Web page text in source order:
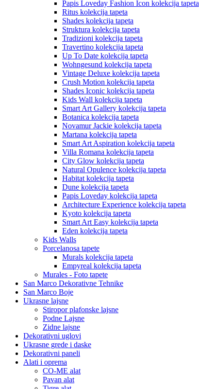
Papis Loveday Fashion Icon kolekcija tapeta
Ritus kolekcija tapeta
Shades kolekcija tapeta
Struktura kolekcija tapeta
Tradizioni kolekcija tapeta
Travertino kolekcija tapeta
Up To Date kolekcija tapeta
Wohngesund kolekcija tapeta
Vintage Deluxe kolekcija tapeta
Crush Motion kolekcija tapeta
Shades Iconic kolekcija tapeta
Kids Wall kolekcija tapeta
Smart Art Gallery kolekcija tapeta
Botanica kolekcija tapeta
Novamur Jackie kolekcija tapeta
Martana kolekcija tapeta
Smart Art Aspiration kolekcija tapeta
Villa Romana kolekcija tapeta
City Glow kolekcija tapeta
Natural Opulence kolekcija tapeta
Habitat kolekcija tapeta
Dune kolekcija tapeta
Papis Loveday kolekcija tapeta
Architecture Experience kolekcija tapeta
Kyoto kolekcija tapeta
Smart Art Easy kolekcija tapeta
Eden kolekcija tapeta
Kids Walls
Porcelanosa tapete
Murals kolekcija tapeta
Empyreal kolekcija tapeta
Murales - Foto tapete
San Marco Dekorativne Tehnike
San Marco Boje
Ukrasne lajsne
Stiropor plafonske lajsne
Podne Lajsne
Zidne lajsne
Dekorativni uglovi
Ukrasne grede i daske
Dekorativni paneli
Alati i oprema
CO-ME alat
Pavan alat